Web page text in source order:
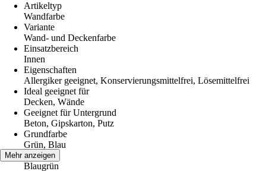
Artikeltyp
Wandfarbe
Variante
Wand- und Deckenfarbe
Einsatzbereich
Innen
Eigenschaften
Allergiker geeignet, Konservierungsmittelfrei, Lösemittelfrei
Ideal geeignet für
Decken, Wände
Geeignet für Untergrund
Beton, Gipskarton, Putz
Grundfarbe
Grün, Blau
Farbton
Blaugrün
Mehr anzeigen